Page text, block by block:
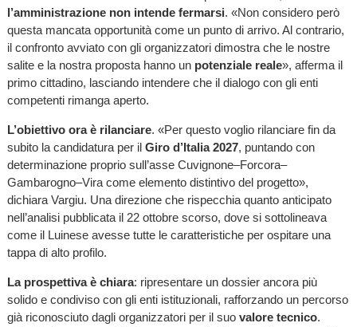
l’amministrazione non intende fermarsi. «Non considero però
questa mancata opportunità come un punto di arrivo. Al contrario,
il confronto avviato con gli organizzatori dimostra che le nostre
salite e la nostra proposta hanno un potenziale reale», afferma il
primo cittadino, lasciando intendere che il dialogo con gli enti
competenti rimanga aperto.
L’obiettivo ora è rilanciare. «Per questo voglio rilanciare fin da
subito la candidatura per il Giro d’Italia 2027, puntando con
determinazione proprio sull’asse Cuvignone–Forcora–
Gambarogno–Vira come elemento distintivo del progetto»,
dichiara Vargiu. Una direzione che rispecchia quanto anticipato
nell’analisi pubblicata il 22 ottobre scorso, dove si sottolineava
come il Luinese avesse tutte le caratteristiche per ospitare una
tappa di alto profilo.
La prospettiva è chiara: ripresentare un dossier ancora più
solido e condiviso con gli enti istituzionali, rafforzando un percorso
già riconosciuto dagli organizzatori per il suo valore tecnico.